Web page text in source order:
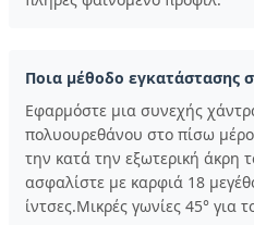
Ποια μέθοδο εγκατάστασης
Εφαρμόστε μια συνεχής
πολυουρεθάνου στο πίσω
την κατά την εξωτερική άκρη
ασφαλίστε με καρφιά 18
ίντσες.Μικρές γωνίες 45° για